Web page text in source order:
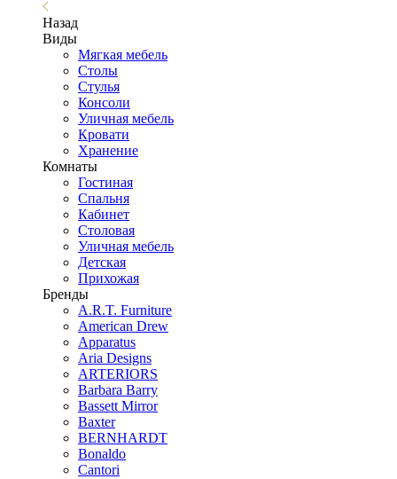
Назад
Виды
Мягкая мебель
Столы
Стулья
Консоли
Уличная мебель
Кровати
Хранение
Комнаты
Гостиная
Спальня
Кабинет
Столовая
Уличная мебель
Детская
Прихожая
Бренды
A.R.T. Furniture
American Drew
Apparatus
Aria Designs
ARTERIORS
Barbara Barry
Bassett Mirror
Baxter
BERNHARDT
Bonaldo
Cantori